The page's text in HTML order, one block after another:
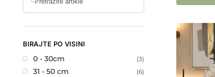
BIRAJTE PO VISINI
0 - 30cm (3)
31 - 50 cm (6)